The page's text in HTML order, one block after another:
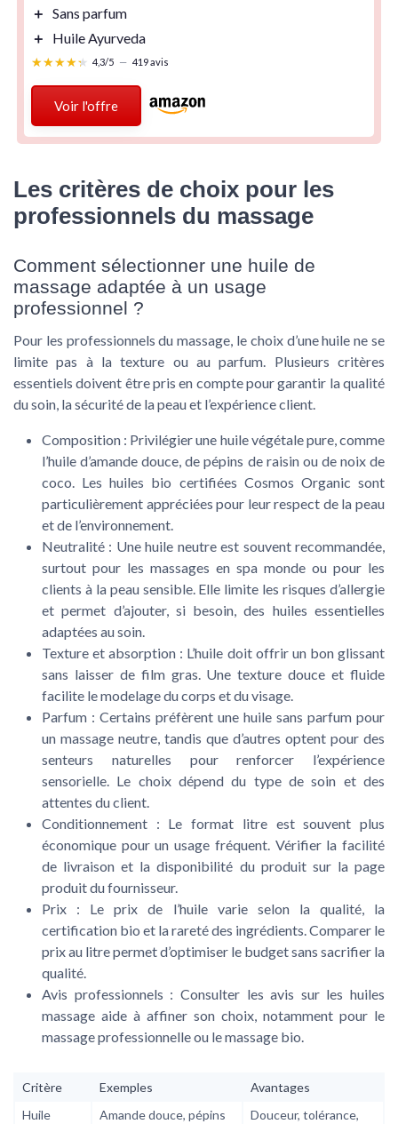
＋ Sans parfum
＋
Huile Ayurveda
★★★★★
★★★★★ 4,3/5 — 419 avis
Voir l'offre
Les critères de choix pour les
professionnels du massage
Comment sélectionner une huile de
massage adaptée à un usage
professionnel ?
Pour les professionnels du massage, le choix d’une huile ne se
limite pas à la texture ou au parfum. Plusieurs critères
essentiels doivent être pris en compte pour garantir la qualité
du soin, la sécurité de la peau et l’expérience client.
Composition : Privilégier une huile végétale pure, comme
l’huile d’amande douce, de pépins de raisin ou de noix de
coco. Les huiles bio certifiées Cosmos Organic sont
particulièrement appréciées pour leur respect de la peau
et de l’environnement.
Neutralité : Une huile neutre est souvent recommandée,
surtout pour les massages en spa monde ou pour les
clients à la peau sensible. Elle limite les risques d’allergie
et permet d’ajouter, si besoin, des huiles essentielles
adaptées au soin.
Texture et absorption : L’huile doit offrir un bon glissant
sans laisser de film gras. Une texture douce et fluide
facilite le modelage du corps et du visage.
Parfum : Certains préfèrent une huile sans parfum pour
un massage neutre, tandis que d’autres optent pour des
senteurs naturelles pour renforcer l’expérience
sensorielle. Le choix dépend du type de soin et des
attentes du client.
Conditionnement : Le format litre est souvent plus
économique pour un usage fréquent. Vérifier la facilité
de livraison et la disponibilité du produit sur la page
produit du fournisseur.
Prix : Le prix de l’huile varie selon la qualité, la
certification bio et la rareté des ingrédients. Comparer le
prix au litre permet d’optimiser le budget sans sacrifier la
qualité.
Avis professionnels : Consulter les avis sur les huiles
massage aide à affiner son choix, notamment pour le
massage professionnelle ou le massage bio.
Critère Exemples
Avantages
Huile
Amande douce, pépins
Douceur, tolérance,